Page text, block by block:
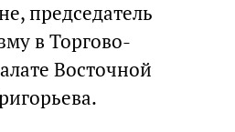
председатель
в Торгово-
Восточной